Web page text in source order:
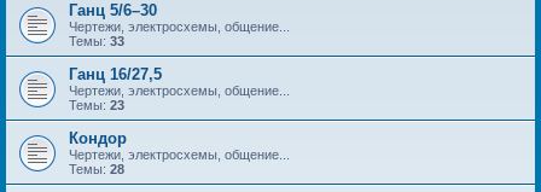
Ганц 5/6–30
Чертежи, электросхемы, общение...
Темы: 33
Ганц 16/27,5
Чертежи, электросхемы, общение...
Темы: 23
Кондор
Чертежи, электросхемы, общение...
Темы: 28